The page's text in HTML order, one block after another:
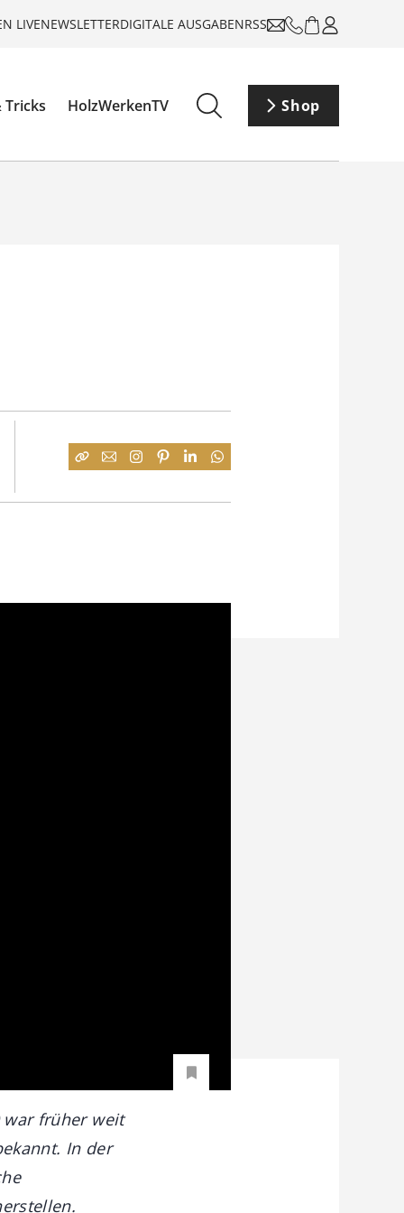
LIVENEWSLETTERDIGITALE AUSGABENRSS
Tricks HolzWerkenTV Shop
war früher weit
In der